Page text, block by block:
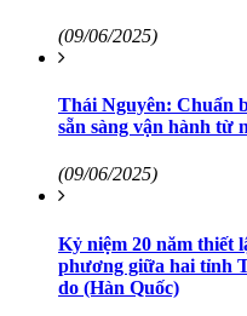
(09/06/2025)
Thái Nguyên: Chuẩn
sẵn sàng vận hành từ
(09/06/2025)
Kỷ niệm 20 năm thiết
phương giữa hai tỉnh
do (Hàn Quốc)